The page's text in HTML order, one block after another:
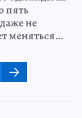
пять
не
меняться…